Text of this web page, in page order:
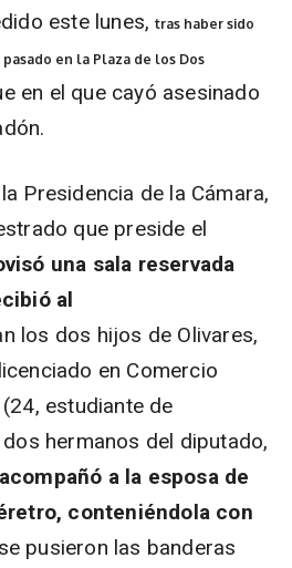
este lunes,tras haber sido
en la Plaza de los Dos
en el que cayó asesinado
Presidencia de la Cámara,
que preside el
una sala reservada
al
los dos hijos de Olivares,
en Comercio
estudiante de
hermanos del diputado,
a la esposa de
conteniéndola con
pusieron las banderas